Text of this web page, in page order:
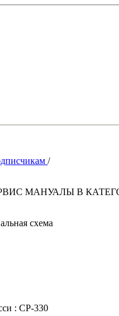
/
МАНУАЛЫ В
схема
: CP-330